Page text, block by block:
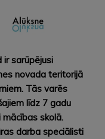
ir sarūpējusi
novada teritorijā
Tās varēs
līdz 7 gadu
mācības skolā.
darba speciālisti